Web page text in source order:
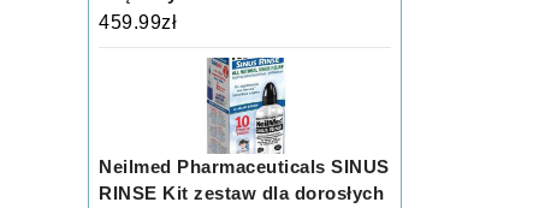
459.99zł
Neilmed Pharmaceuticals SINUS
RINSE Kit zestaw dla dorosłych